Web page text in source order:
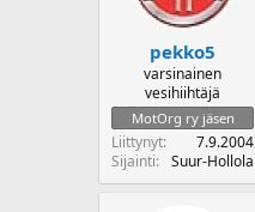
pekko5
varsinainen
vesihiihtäjä
MotOrg ry jäsen
Liittynyt
7.9.2004
Sijainti
Suur-Hollola